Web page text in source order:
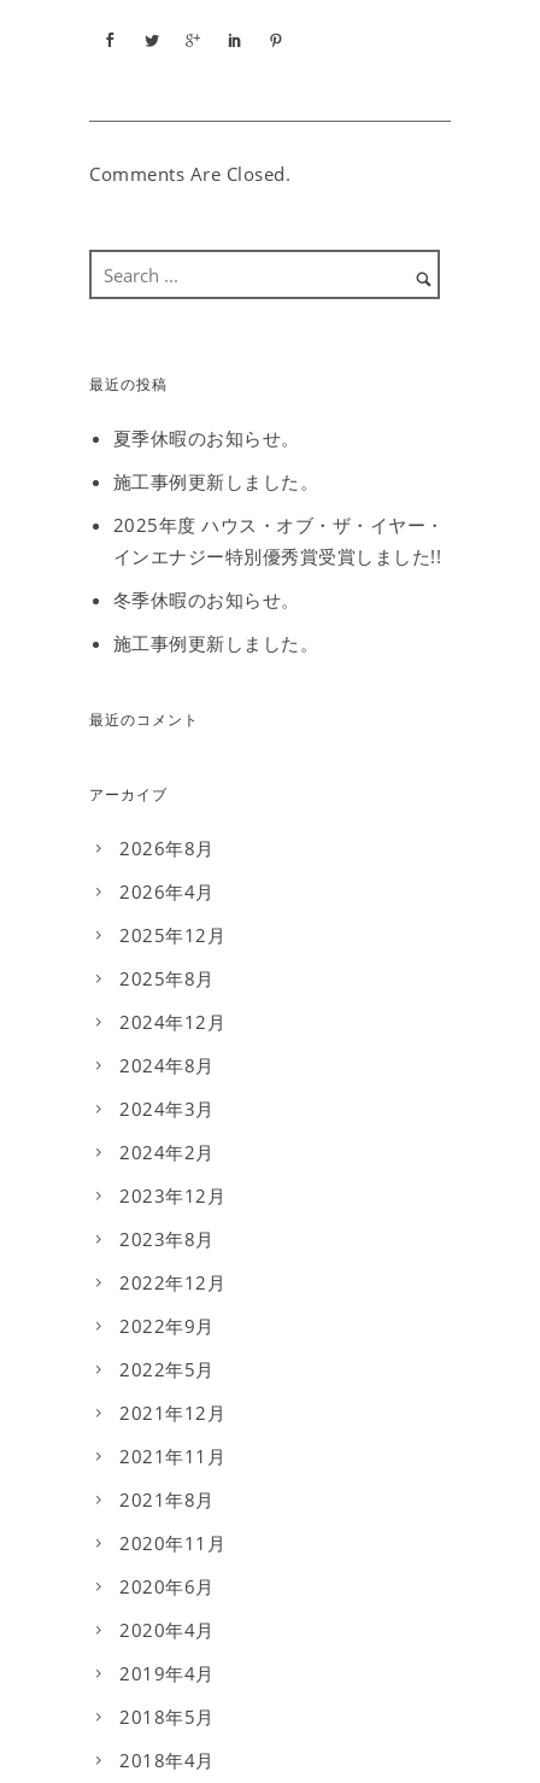
Comments Are Closed.
最近の投稿
夏季休暇のお知らせ。
施工事例更新しました。
2025年度 ハウス・オブ・ザ・イヤー・
インエナジー特別優秀賞受賞しました!!
冬季休暇のお知らせ。
施工事例更新しました。
最近のコメント
アーカイブ
2026年8月
2026年4月
2025年12月
2025年8月
2024年12月
2024年8月
2024年3月
2024年2月
2023年12月
2023年8月
2022年12月
2022年9月
2022年5月
2021年12月
2021年11月
2021年8月
2020年11月
2020年6月
2020年4月
2019年4月
2018年5月
2018年4月